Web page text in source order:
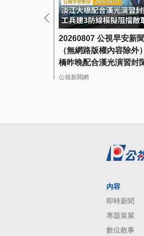
20260807 公視早安新
（無網路版權內容除外
橋昨晚配合漢光演習封
建3防線模擬阻敵
公視新聞網
內容
即時新聞
專題策展
數位敘事